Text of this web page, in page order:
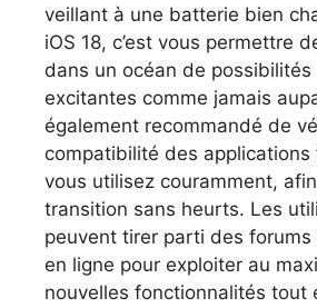
veillant à une batterie bien
iOS 18, c’est vous permettre
dans un océan de
excitantes comme jamais
également recommandé de
compatibilité des applications
vous utilisez couramment, afin
transition sans heurts. Les
peuvent tirer parti des
en ligne pour exploiter au
nouvelles fonctionnalités tout